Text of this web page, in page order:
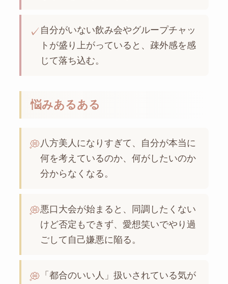
✓ 自分がいない飲み会やグループチャッ
トが盛り上がっていると、疎外感を感
じて落ち込む。
悩みあるある
💭 八方美人になりすぎて、自分が本当に
何を考えているのか、何がしたいのか
分からなくなる。
💭悪口大会が始まると、同調したくない
けど否定もできず、愛想笑いでやり過
ごして自己嫌悪に陥る。
💭 「都合のいい人」扱いされている気が